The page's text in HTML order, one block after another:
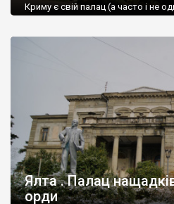
Криму є свій палац (а часто і не
Ялта . Палац
орди